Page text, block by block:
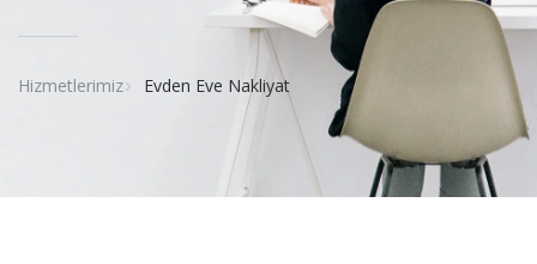
Hizmetlerimiz Evden Eve Nakliyat